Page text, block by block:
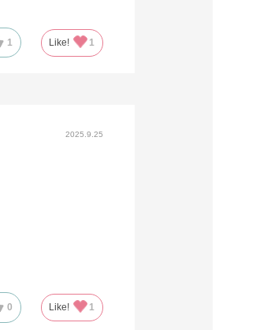
1 Like! 1
2025.9.25
0 Like! 1